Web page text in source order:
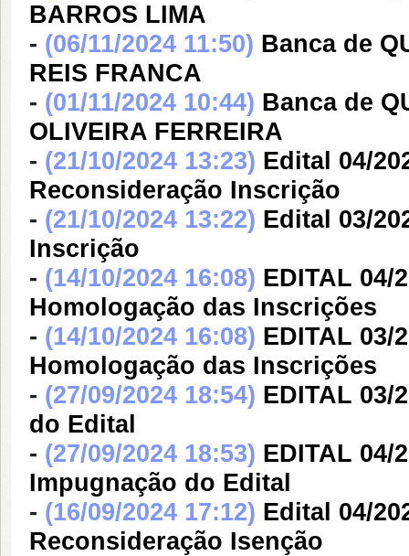
BARROS LIMA
- (06/11/2024 11:50) Banca de
REIS FRANCA
- (01/11/2024 10:44) Banca de
OLIVEIRA FERREIRA
- (21/10/2024 13:23) Edital 04/
Reconsideração Inscrição
- (21/10/2024 13:22) Edital 03/
Inscrição
- (14/10/2024 16:08) EDITAL 04/
Homologação das Inscrições
- (14/10/2024 16:08) EDITAL 03/
Homologação das Inscrições
- (27/09/2024 18:54) EDITAL 03/
do Edital
- (27/09/2024 18:53) EDITAL 04/
Impugnação do Edital
- (16/09/2024 17:12) Edital 04/
Reconsideração Isenção